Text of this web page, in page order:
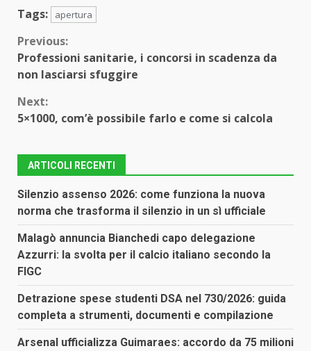
Tags:
apertura
Continue
Reading
Previous:
Professioni sanitarie, i concorsi in scadenza da
non lasciarsi sfuggire
Next:
5×1000, com’è possibile farlo e come si calcola
ARTICOLI RECENTI
Silenzio assenso 2026: come funziona la nuova
norma che trasforma il silenzio in un sì ufficiale
Malagò annuncia Bianchedi capo delegazione
Azzurri: la svolta per il calcio italiano secondo la
FIGC
Detrazione spese studenti DSA nel 730/2026: guida
completa a strumenti, documenti e compilazione
Arsenal ufficializza Guimaraes: accordo da 75 milioni